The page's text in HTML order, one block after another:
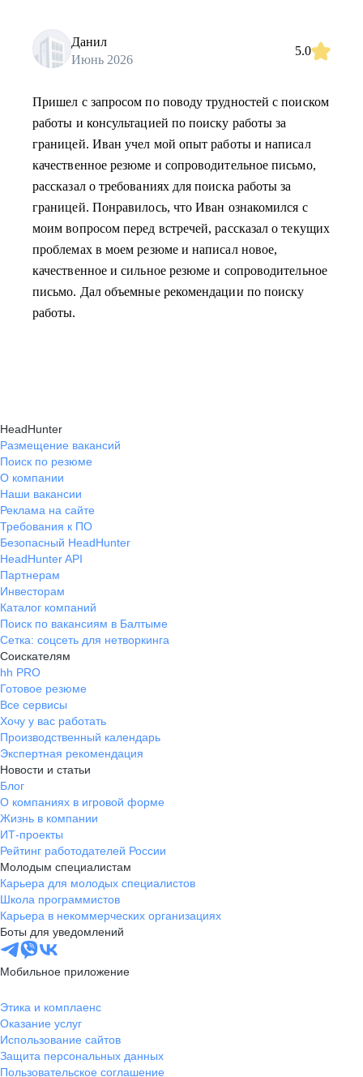
Данил
Июнь 2026
5.0
Пришел с запросом по поводу трудностей с поиском
работы и консультацией по поиску работы за
границей. Иван учел мой опыт работы и написал
качественное резюме и сопроводительное письмо,
рассказал о требованиях для поиска работы за
границей. Понравилось, что Иван ознакомился с
моим вопросом перед встречей, рассказал о текущих
проблемах в моем резюме и написал новое,
качественное и сильное резюме и сопроводительное
письмо. Дал объемные рекомендации по поиску
работы.
HeadHunter
Размещение вакансий
Поиск по резюме
О компании
Наши вакансии
Реклама на сайте
Требования к ПО
Безопасный HeadHunter
HeadHunter API
Партнерам
Инвесторам
Каталог компаний
Поиск по вакансиям в Балтыме
Сетка: соцсеть для нетворкинга
Соискателям
hh PRO
Готовое резюме
Все сервисы
Хочу у вас работать
Производственный календарь
Экспертная рекомендация
Новости и статьи
Блог
О компаниях в игровой форме
Жизнь в компании
ИТ-проекты
Рейтинг работодателей России
Молодым специалистам
Карьера для молодых специалистов
Школа программистов
Карьера в некоммерческих организациях
Боты для уведомлений
Мобильное приложение
Этика и комплаенс
Оказание услуг
Использование сайтов
Защита персональных данных
Пользовательское соглашение